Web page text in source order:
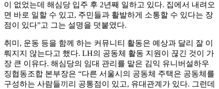
이 없었는데 해심당 입주 후 2년째 일하고 있다. 집에서 내려오
면 바로 일할 수 있고, 주민들과 활발하게 소통할 수 있다는 장
점이 있다”고 그는 설명을 덧붙였다.
취미, 운동 등을 함께 하는 커뮤니티 활동은 예상과 달리 잘 이
뤄지지 않는다고 했다. LH의 공동체 활동 지원이 끊긴 것이 가
장 큰 이유다. 해심당의 임대 관리를 맡은 김익 유니버설하우
징협동조합 본부장은 “다른 서울시의 공동체 주택은 공동체를
구성하는 사람들끼리 공통점이 있고, 유대관계가 있다. 그런데